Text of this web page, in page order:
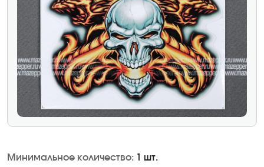
Минимальное количество: 1 шт.